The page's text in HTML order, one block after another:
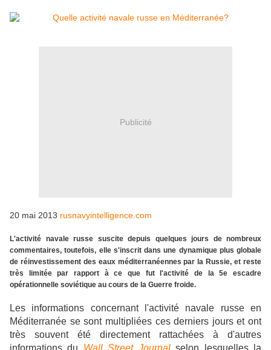
Publicité
20 mai 2013 rusnavyintelligence.com
L'activité navale russe suscite depuis quelques jours de nombreux
commentaires, toutefois, elle s'inscrit dans une dynamique plus globale
de réinvestissement des eaux méditerranéennes par la Russie, et reste
très limitée par rapport à ce que fut l'activité de la 5e escadre
opérationnelle soviétique au cours de la Guerre froide.
Les informations concernant l'activité navale russe en
Méditerranée se sont multipliées ces derniers jours et ont
très souvent été directement rattachées à d'autres